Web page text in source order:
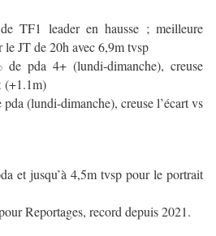
TF1 leader en hausse ; meilleure
JT de 20h avec 6,9m tvsp
pda 4+ (lundi-dimanche), creuse
(+1.1m)
(lundi-dimanche), creuse l’écart vs
et jusqu’à 4,5m tvsp pour le portrait
Reportages, record depuis 2021.